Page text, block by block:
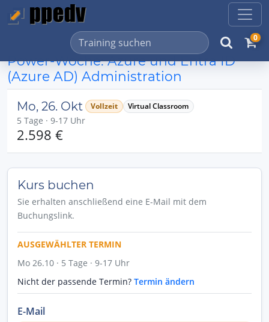
0
Power-Woche: Azure und Entra ID
(Azure AD) Administration
Mo, 26. Okt Vollzeit Virtual Classroom
5 Tage · 9-17 Uhr
2.598 €
Kurs buchen
Sie erhalten anschließend eine E-Mail mit dem
Buchungslink.
AUSGEWÄHLTER TERMIN
Mo 26.10 · 5 Tage · 9-17 Uhr
Nicht der passende Termin? Termin ändern
E-Mail